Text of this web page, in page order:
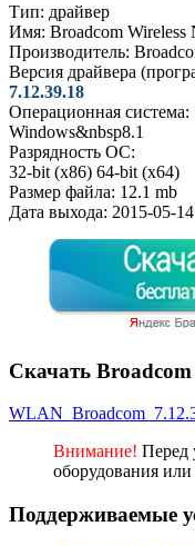
Тип: драйвер
Имя: Broadcom
Производитель:
Версия драйвера
7.12.39.18
Операционная система:
Windows&nbsp8.1
Разрядность ОС:
32-bit (x86) 64-bit (x64)
Размер файла: 12.1 mb
Дата выхода: 2015-05-14
Скачать
Внимание! Перед
оборудования
Поддерживаемые